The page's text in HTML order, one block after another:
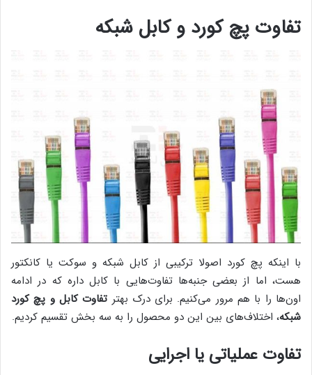
تفاوت پچ کورد و کابل شبکه
با اینکه پچ کورد اصولا ترکیبی از کابل شبکه و سوکت یا کانکتور
هست، اما از بعضی جنبه‌ها تفاوت‌هایی با کابل داره که در ادامه
اون‌ها را با هم مرور می‌کنیم. برای درک بهتر تفاوت کابل و پچ کورد
شبکه، اختلاف‌های بین این دو محصول را به سه بخش تقسیم کردیم.
تفاوت عملیاتی یا اجرایی